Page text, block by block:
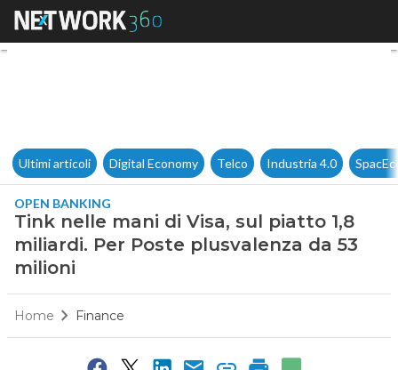
Tink nelle mani di Visa, sul
Ultimi articoli Digital Economy Telco Industria 4.0
OPEN BANKING
Tink nelle mani di Visa, sul piatto 1,8
miliardi. Per Poste plusvalenza da 53
milioni
Home Finance